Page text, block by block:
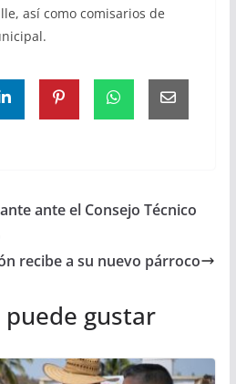
así como comisarios de
ante el Consejo Técnico
recibe a su nuevo párroco
gustar